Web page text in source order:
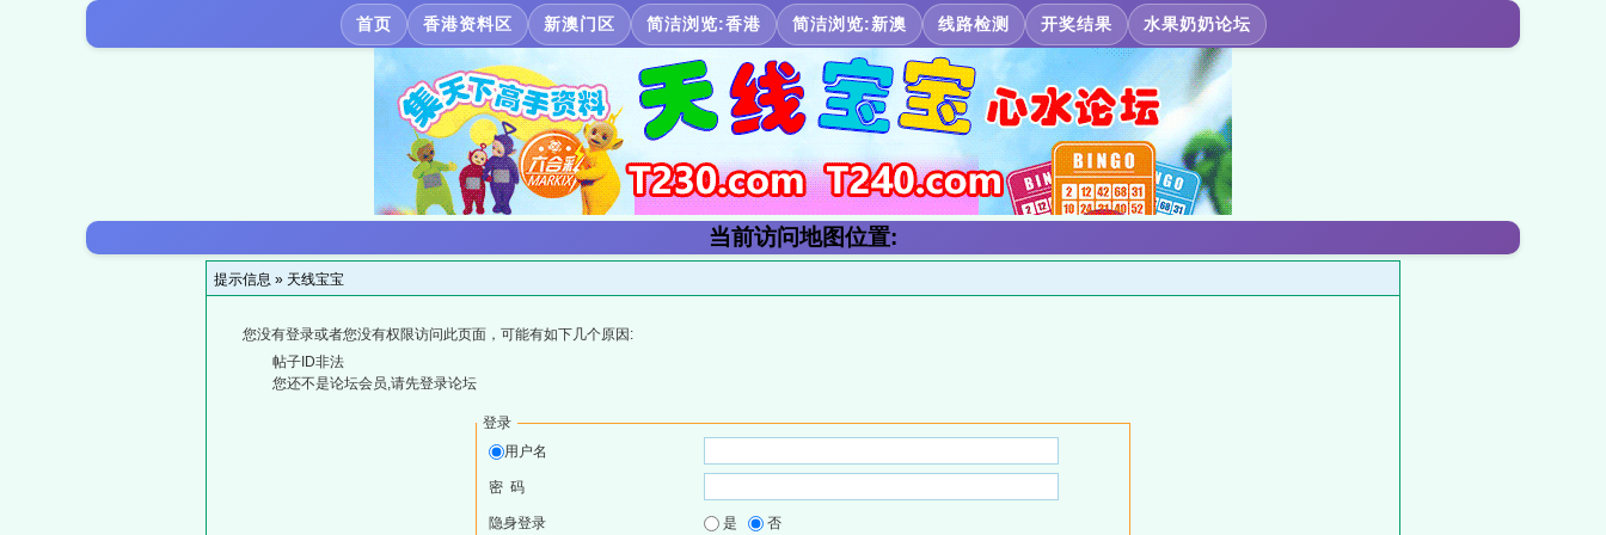
首页 香港资料区 新澳门区 简洁浏览:香港 简洁浏览:新澳 线路检测 开奖结果 水果奶奶论坛
当前访问地图位置:
提示信息 » 天线宝宝
您没有登录或者您没有权限访问此页面，可能有如下几个原因:
帖子ID非法
您还不是论坛会员,请先登录论坛
登录
用户名
密 码
隐身登录 是 否